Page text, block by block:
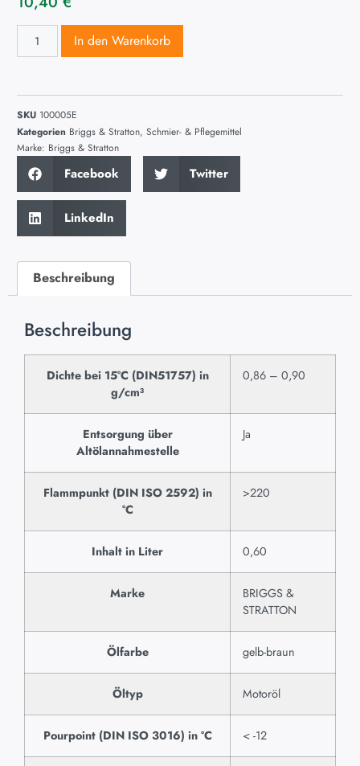
In den Warenkorb
SKU 100005E
Kategorien Briggs & Stratton, Schmier- & Pflegemittel
Marke: Briggs & Stratton
Facebook Twitter
LinkedIn
Beschreibung
Beschreibung
Dichte bei 15°C (DIN51757) in
g/cm³
0,86 – 0,90
Entsorgung über
Altölannahmestelle
Ja
Flammpunkt (DIN ISO 2592) in
°C
>220
Inhalt in Liter 0,60
Marke
BRIGGS &
STRATTON
Ölfarbe gelb-braun
Öltyp Motoröl
Pourpoint (DIN ISO 3016) in °C < -12